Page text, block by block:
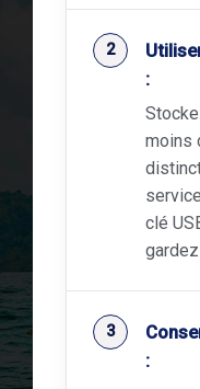
:
moins
clé
: